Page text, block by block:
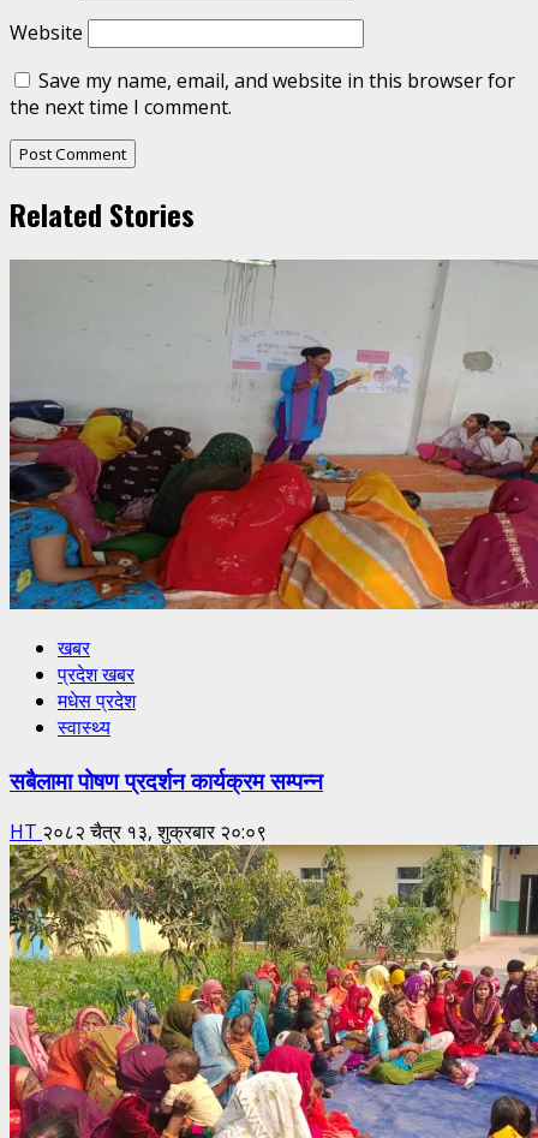
Website
Save my name, email, and website in this browser for
the next time I comment.
Related Stories
खबर
प्रदेश खबर
मधेस प्रदेश
स्वास्थ्य
सबैलामा पोषण प्रदर्शन कार्यक्रम सम्पन्न
HT २०८२ चैत्र १३, शुक्रबार २०:०९